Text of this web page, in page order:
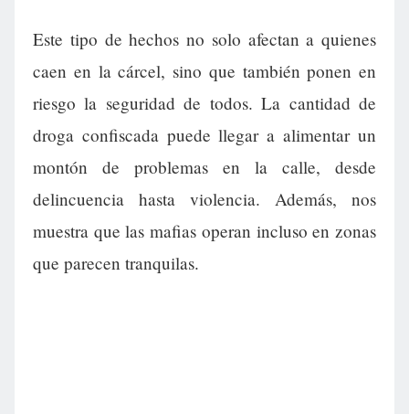
Este tipo de hechos no solo afectan a quienes
caen en la cárcel, sino que también ponen en
riesgo la seguridad de todos. La cantidad de
droga confiscada puede llegar a alimentar un
montón de problemas en la calle, desde
delincuencia hasta violencia. Además, nos
muestra que las mafias operan incluso en zonas
que parecen tranquilas.